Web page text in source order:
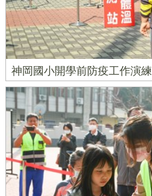
神岡國小開學前防疫工作演練